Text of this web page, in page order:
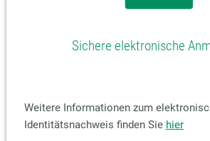
Sichere elektronische
Weitere Informationen zum
Identitätsnachweis finden Sie hier